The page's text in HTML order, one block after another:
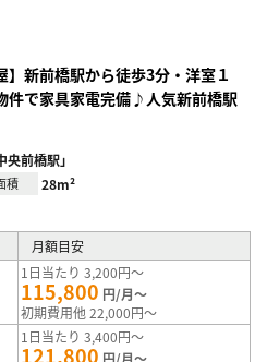
】新前橋駅から徒歩3分・洋室１
で家具家電完備♪人気新前橋駅
前橋駅」
積 28m²
月額目安
1日当たり 3,200円～
115,800 円/月～
初期費用他 22,000円～
1日当たり 3,400円～
121,800 円/月～